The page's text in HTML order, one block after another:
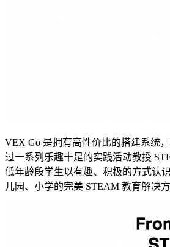
VEX Go 是拥有高性价比的搭建系统
过一系列乐趣十足的实践活动教授
低年龄段学生以有趣、积极的方式认
儿园、小学的完美 STEAM 教育解决方